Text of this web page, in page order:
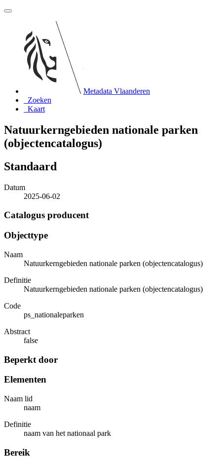
Metadata Vlaanderen
Zoeken
Kaart
Natuurkerngebieden nationale parken
(objectencatalogus)
Standaard
Datum
2025-06-02
Catalogus producent
Objecttype
Naam
Natuurkerngebieden nationale parken (objectencatalogus)
Definitie
Natuurkerngebieden nationale parken (objectencatalogus)
Code
ps_nationaleparken
Abstract
false
Beperkt door
Elementen
Naam lid
naam
Definitie
naam van het nationaal park
Bereik